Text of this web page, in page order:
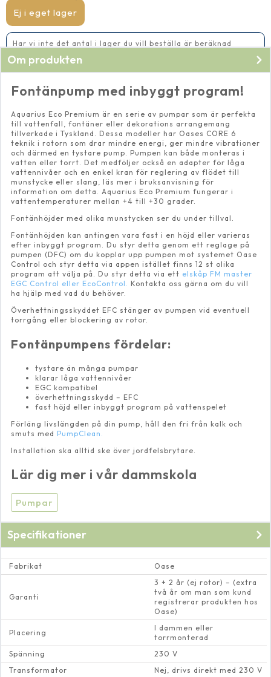
Ej i eget lager
13500
mängd
Har vi inte det antal i lager du vill beställa är beräknad
Om produkten
Fontänpump med inbyggt program!
Aquarius Eco Premium är en serie av pumpar som är perfekta
till vattenfall, fontäner eller dekorations arrangemang
tillverkade i Tyskland. Dessa modeller har Oases CORE 6
teknik i rotorn som drar mindre energi, ger mindre vibrationer
och därmed en tystare pump. Pumpen kan både monteras i
vatten eller torrt. Det medföljer också en adapter för låga
vattennivåer och en enkel kran för reglering av flödet till
munstycke eller slang, läs mer i bruksanvisning för
information om detta. Aquarius Eco Premium fungerar i
vattentemperaturer mellan +4 till +30 grader.
Fontänhöjder med olika munstycken ser du under tillval.
Fontänhöjden kan antingen vara fast i en höjd eller varieras
efter inbyggt program. Du styr detta genom ett reglage på
pumpen (DFC) om du kopplar upp pumpen mot systemet Oase
Control och styr detta via appen istället finns 12 st olika
program att välja på. Du styr detta via ett elskåp FM master
EGC Control eller EcoControl.
Kontakta oss gärna om du vill
ha hjälp med vad du behöver.
Överhettningsskyddet EFC stänger av pumpen vid eventuell
torrgång eller blockering av rotor.
Fontänpumpens fördelar:
tystare än många pumpar
klarar låga vattennivåer
EGC kompatibel
överhettningsskydd – EFC
fast höjd eller inbyggt program på vattenspelet
Förläng livslängden på din pump, håll den fri från kalk och
smuts med PumpClean.
Installation ska alltid ske över jordfelsbrytare.
Lär dig mer i vår dammskola
Pumpar
Specifikationer
Fabrikat Oase
Garanti
3 + 2 år (ej rotor) – (extra
två år om man som kund
registrerar produkten hos
Oase)
Placering
I dammen eller
torrmonterad
Spänning
230 V
Transformator
Nej, drivs direkt med 230 V